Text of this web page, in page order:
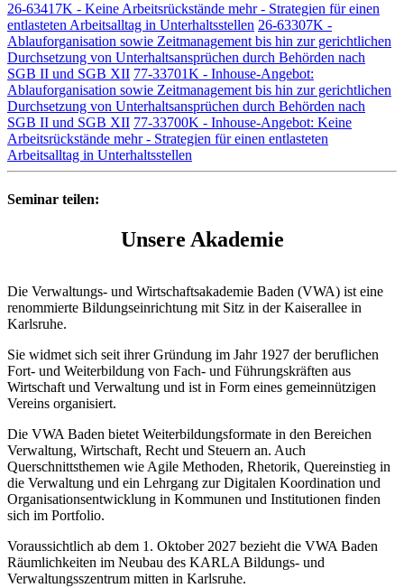
26-63417K - Keine Arbeitsrückstände mehr - Strategien für einen
entlasteten Arbeitsalltag in Unterhaltsstellen 26-63307K -
Ablauforganisation sowie Zeitmanagement bis hin zur gerichtlichen
Durchsetzung von Unterhaltsansprüchen durch Behörden nach
SGB II und SGB XII 77-33701K - Inhouse-Angebot:
Ablauforganisation sowie Zeitmanagement bis hin zur gerichtlichen
Durchsetzung von Unterhaltsansprüchen durch Behörden nach
SGB II und SGB XII 77-33700K - Inhouse-Angebot: Keine
Arbeitsrückstände mehr - Strategien für einen entlasteten
Arbeitsalltag in Unterhaltsstellen
Seminar teilen:
Unsere Akademie
Die Verwaltungs- und Wirtschaftsakademie Baden (VWA) ist eine
renommierte Bildungseinrichtung mit Sitz in der Kaiserallee in
Karlsruhe.
Sie widmet sich seit ihrer Gründung im Jahr 1927 der beruflichen
Fort- und Weiterbildung von Fach- und Führungskräften aus
Wirtschaft und Verwaltung und ist in Form eines gemeinnützigen
Vereins organisiert.
Die VWA Baden bietet Weiterbildungsformate in den Bereichen
Verwaltung, Wirtschaft, Recht und Steuern an. Auch
Querschnittsthemen wie Agile Methoden, Rhetorik, Quereinstieg in
die Verwaltung und ein Lehrgang zur Digitalen Koordination und
Organisationsentwicklung in Kommunen und Institutionen finden
sich im Portfolio.
Voraussichtlich ab dem 1. Oktober 2027 bezieht die VWA Baden
Räumlichkeiten im Neubau des KARLA Bildungs- und
Verwaltungsszentrum mitten in Karlsruhe.